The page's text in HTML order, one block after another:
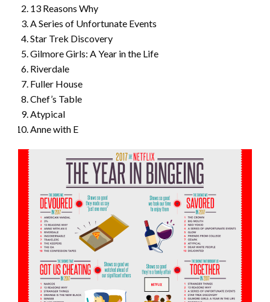
13 Reasons Why
A Series of Unfortunate Events
Star Trek Discovery
Gilmore Girls: A Year in the Life
Riverdale
Fuller House
Chef’s Table
Atypical
Anne with E